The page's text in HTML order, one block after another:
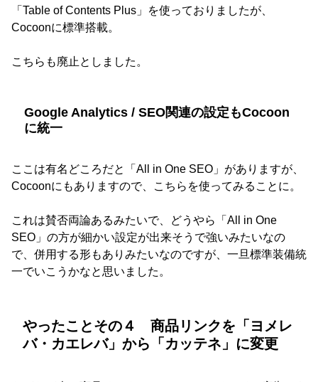
「Table of Contents Plus」を使っておりましたが、
Cocoonに標準搭載。
こちらも廃止としました。
Google Analytics / SEO関連の設定もCocoon
に統一
ここは有名どころだと「All in One SEO」がありますが、
Cocoonにもありますので、こちらを使ってみることに。
これは賛否両論あるみたいで、どうやら「All in One
SEO」の方が細かい設定が出来そうで強いみたいなの
で、併用する形もありみたいなのですが、一旦標準装備統
一でいこうかなと思いました。
やったことその４ 商品リンクを「ヨメレ
バ・カエレバ」から「カッテネ」に変更